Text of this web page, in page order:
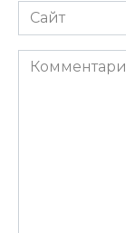
Сайт
Комментарий